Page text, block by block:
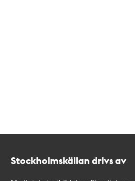
Stockholmskällan drivs av